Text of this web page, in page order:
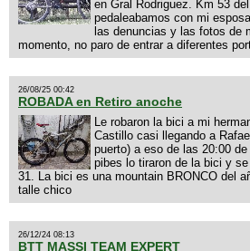
en Gral Rodriguez. Km 53
pedaleabamos con mi
las denuncias y las fotos de
momento, no paro de entrar a diferentes
26/08/25 00:42
ROBADA en Retiro anoche
Le robaron la bici a mi
Castillo casi llegando a
puerto) a eso de las 20:00
pibes lo tiraron de la bici y
31. La bici es una mountain BRONCO del
talle chico
26/12/24 08:13
BTT MASSI TEAM EXPERT